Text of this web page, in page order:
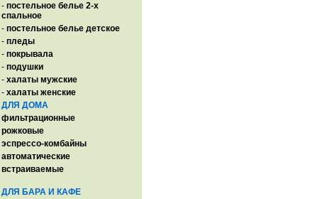
- постельное белье 2-х
спальное
- постельное белье детское
- пледы
- покрывала
- подушки
- халаты мужские
- халаты женские
ДЛЯ ДОМА
фильтрационные
рожковые
эспрессо-комбайны
автоматические
встраиваемые
ДЛЯ БАРА И КАФЕ